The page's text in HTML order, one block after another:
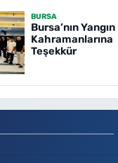
BURSA
Bursa’nın Yangın
Kahramanlarına
Teşekkür